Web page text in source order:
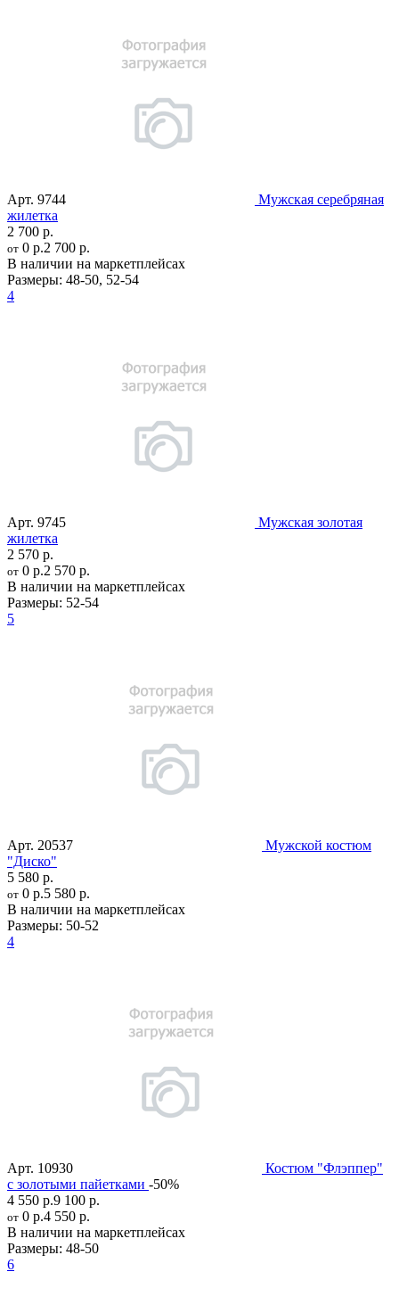
Арт. 9744
Мужская серебряная
жилетка
2 700 р.
от 0 р.2 700 р.
В наличии на маркетплейсах
Размеры: 48-50, 52-54
4
Арт. 9745
Мужская золотая
жилетка
2 570 р.
от 0 р.2 570 р.
В наличии на маркетплейсах
Размеры: 52-54
5
Арт. 20537
Мужской костюм
"Диско"
5 580 р.
от 0 р.5 580 р.
В наличии на маркетплейсах
Размеры: 50-52
4
Арт. 10930
Костюм "Флэппер"
с золотыми пайетками -50%
4 550 р.9 100 р.
от 0 р.4 550 р.
В наличии на маркетплейсах
Размеры: 48-50
6